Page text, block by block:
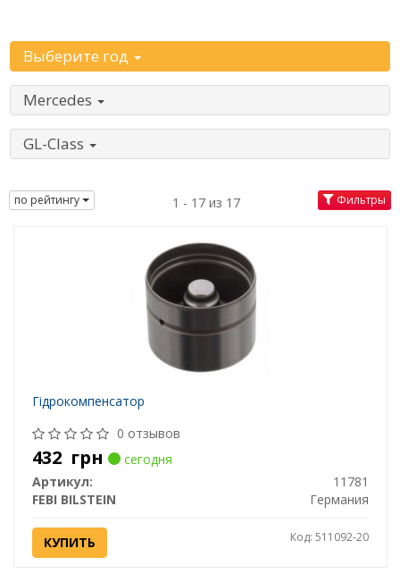
Выберите год
Mercedes
GL-Class
по рейтингу 1 - 17 из 17 Фильтры
Гідрокомпенсатор
0 отзывов
432 грн
сегодня
Артикул:
11781
FEBI BILSTEIN
Германия
КУПИТЬ Код: 511092-20